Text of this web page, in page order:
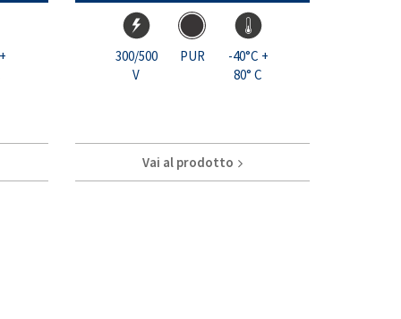
300/500
V
PUR
-40°C +
80° C
Vai al prodotto